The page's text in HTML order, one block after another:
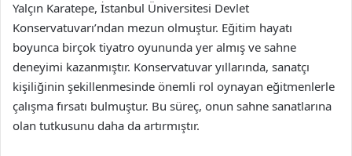
Yalçın Karatepe, İstanbul Üniversitesi Devlet
Konservatuvarı’ndan mezun olmuştur. Eğitim hayatı
boyunca birçok tiyatro oyununda yer almış ve sahne
deneyimi kazanmıştır. Konservatuvar yıllarında, sanatçı
kişiliğinin şekillenmesinde önemli rol oynayan eğitmenlerle
çalışma fırsatı bulmuştur. Bu süreç, onun sahne sanatlarına
olan tutkusunu daha da artırmıştır.